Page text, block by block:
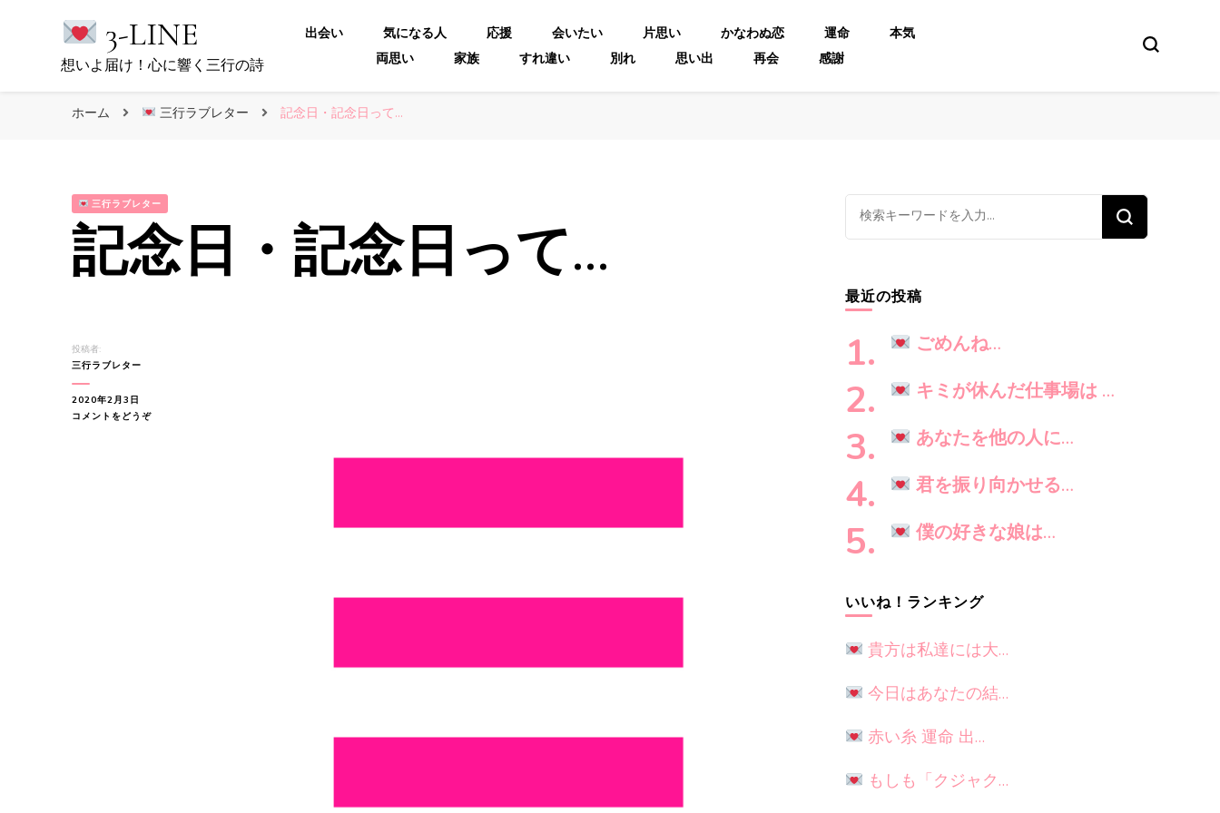
3-LINE
想いよ届け！心に響く三行の詩
出会い 気になる人 応援 会いたい 片思い かなわぬ恋 運命
本気
両思い
家族 すれ違い 別れ 思い出 再会 感謝
ホーム 三行ラブレター 記念日・記念日って…
三行ラブレター
記念日・記念日って…
投稿者:
三行ラブレター
2020年2月3日
コメントをどうぞ(記
な
に
お
探
し
で
す
か
?
最近の投稿
ごめんね…
キミが休んだ仕事場は …
あなたを他の人に…
君を振り向かせる…
僕の好きな娘は…
いいね！ランキング
貴方は私達には大…
今日はあなたの結…
赤い糸 運命 出…
もしも「クジャク…